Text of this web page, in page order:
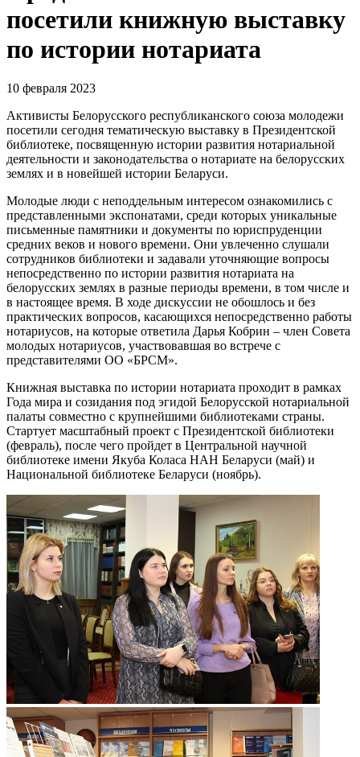
посетили книжную выставку
по истории нотариата
10 февраля 2023
Активисты Белорусского республиканского союза молодежи
посетили сегодня тематическую выставку в Президентской
библиотеке, посвященную истории развития нотариальной
деятельности и законодательства о нотариате на белорусских
землях и в новейшей истории Беларуси.
Молодые люди с неподдельным интересом ознакомились с
представленными экспонатами, среди которых уникальные
письменные памятники и документы по юриспруденции
средних веков и нового времени. Они увлеченно слушали
сотрудников библиотеки и задавали уточняющие вопросы
непосредственно по истории развития нотариата на
белорусских землях в разные периоды времени, в том числе и
в настоящее время. В ходе дискуссии не обошлось и без
практических вопросов, касающихся непосредственно работы
нотариусов, на которые ответила Дарья Кобрин – член Совета
молодых нотариусов, участвовавшая во встрече с
представителями ОО «БРСМ».
Книжная выставка по истории нотариата проходит в рамках
Года мира и созидания под эгидой Белорусской нотариальной
палаты совместно с крупнейшими библиотеками страны.
Стартует масштабный проект с Президентской библиотеки
(февраль), после чего пройдет в Центральной научной
библиотеке имени Якуба Коласа НАН Беларуси (май) и
Национальной библиотеке Беларуси (ноябрь).